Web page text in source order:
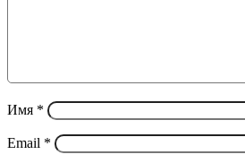
Имя *
Email *